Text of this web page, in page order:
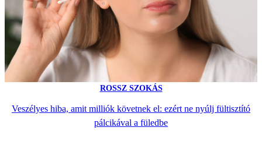
ROSSZ SZOKÁS
Veszélyes hiba, amit milliók követnek el: ezért ne nyúlj fültisztító
pálcikával a füledbe